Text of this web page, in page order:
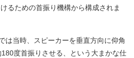
るための首振り機構から構成されま
は当時、スピーカーを垂直方向に仰角
度首振りさせる、という大まかな仕